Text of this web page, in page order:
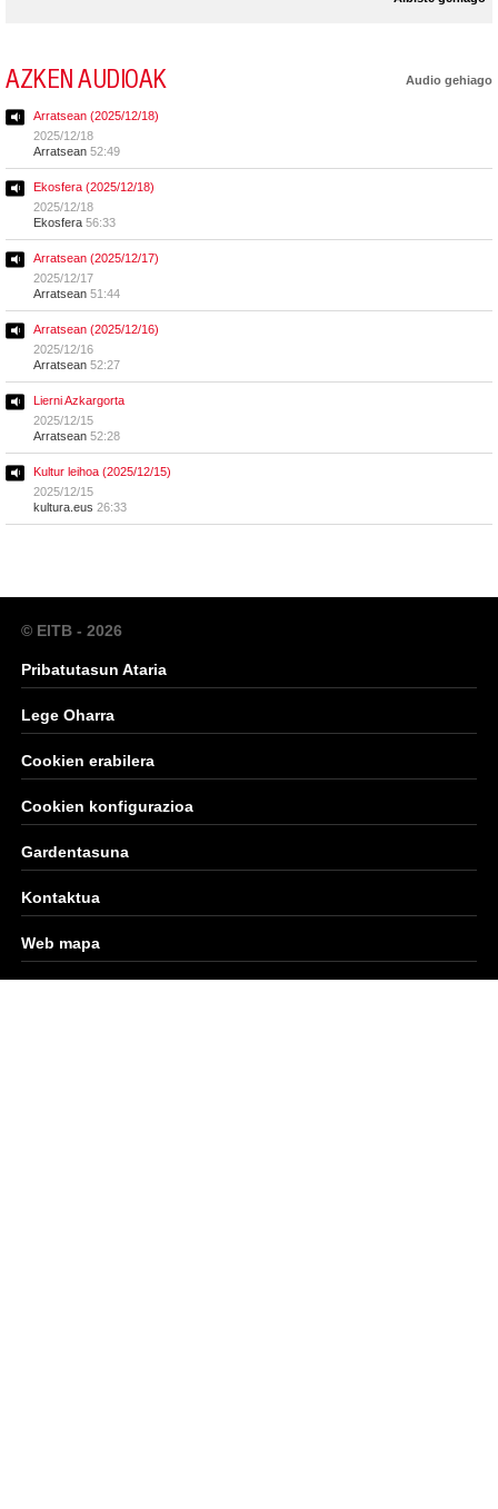
AZKEN AUDIOAK Audio gehiago
Arratsean (2025/12/18)
2025/12/18
Arratsean 52:49
Ekosfera (2025/12/18)
2025/12/18
Ekosfera 56:33
Arratsean (2025/12/17)
2025/12/17
Arratsean 51:44
Arratsean (2025/12/16)
2025/12/16
Arratsean 52:27
Lierni Azkargorta
2025/12/15
Arratsean 52:28
Kultur leihoa (2025/12/15)
2025/12/15
kultura.eus 26:33
© EITB - 2026
Pribatutasun Ataria
Lege Oharra
Cookien erabilera
Cookien konfigurazioa
Gardentasuna
Kontaktua
Web mapa